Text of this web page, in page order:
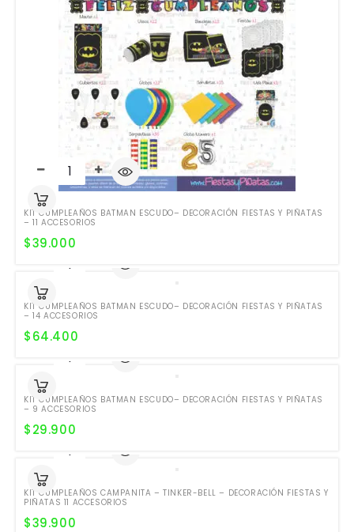
KIT CUMPLEAÑOS BATMAN ESCUDO– DECORACIÓN FIESTAS Y PIÑATAS
– 11 ACCESORIOS
$39.000
KIT CUMPLEAÑOS BATMAN ESCUDO– DECORACIÓN FIESTAS Y PIÑATAS
– 14 ACCESORIOS
$64.400
KIT CUMPLEAÑOS BATMAN ESCUDO– DECORACIÓN FIESTAS Y PIÑATAS
– 9 ACCESORIOS
$29.900
KIT CUMPLEAÑOS CAMPANITA – TINKER-BELL – DECORACIÓN FIESTAS Y
PIÑATAS 11 ACCESORIOS
$39.900